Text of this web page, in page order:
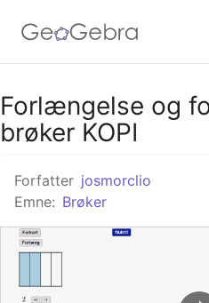
Google Classroom
Log
Forlængelse og
brøker KOPI
Forfatter josmorclio
Emne: Brøker